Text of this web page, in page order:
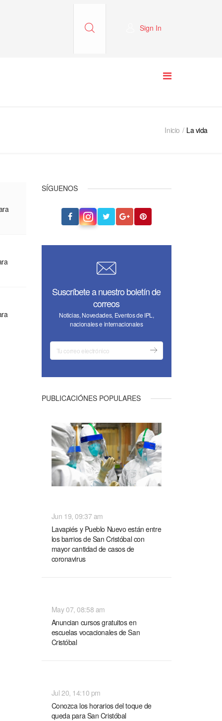
Sign In
Inicio La vida
SÍGUENOS
Suscríbete a nuestro boletín de
correos
Noticias, Novedades, Eventos de IPL,
nacionales e internacionales
PUBLICACIÓNES POPULARES
Jun 19, 09:37 am
Lavapiés y Pueblo Nuevo están entre
los barrios de San Cristóbal con
mayor cantidad de casos de
coronavirus
May 07, 08:58 am
Anuncian cursos gratuitos en
escuelas vocacionales de San
Cristóbal
Jul 20, 14:10 pm
Conozca los horarios del toque de
queda para San Cristóbal